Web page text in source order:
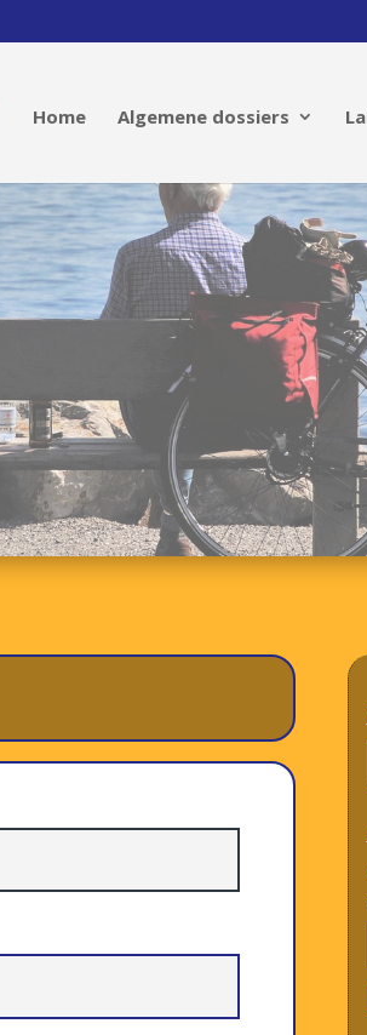
Home Algemene dossiers